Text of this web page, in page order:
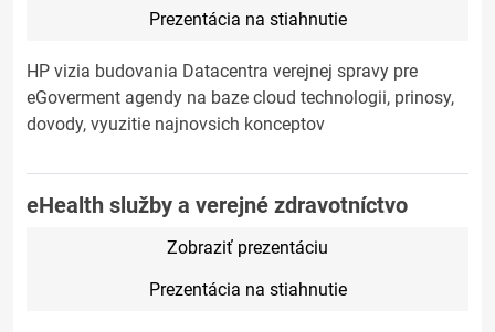
Prezentácia na stiahnutie
HP vizia budovania Datacentra verejnej spravy pre
eGoverment agendy na baze cloud technologii, prinosy,
dovody, vyuzitie najnovsich konceptov
eHealth služby a verejné zdravotníctvo
Zobraziť prezentáciu
Prezentácia na stiahnutie